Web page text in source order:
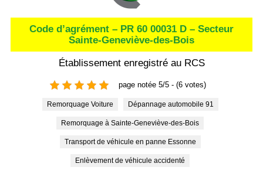
Code d’agrément – PR 60 00031 D – Secteur
Sainte-Geneviève-des-Bois
Établissement enregistré au RCS
page notée 5/5 - (6 votes)
Remorquage Voiture Dépannage automobile 91
Remorquage à Sainte-Geneviève-des-Bois
Transport de véhicule en panne Essonne
Enlèvement de véhicule accidenté